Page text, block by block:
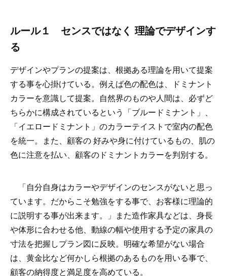
ルール１ センスではなく 理論でデザインす
る
デザインやプランの提案は、根拠ある理論を用いて提案
する事を心掛けている。例えば色の配色は、ドミナント
カラーを意識して提案。自然界のものや人間は、必ずど
ちらかに構成されているという「ブルードミナント」、
「イエロードミナント」のカラーテイストで室内の配色
を統一。また、顧客の 好みや身に付けているもの、肌の
色に注意を払い、顧客のドミナントカラーを判別する。
「自分自身はカラーやデザインのセンスがないと思っ
ています。だからこそ勉強をする事で、お客様に理論的
に説明する事が出来ます。」また造作家具などは、身長
や体形に合わせる他、動線の幅や使用する予定の家具の
寸法を把握しプラン図に反映。明確な希望がない場合
は、黄金比など何かしら根拠のあるものを用いる事で、
顧客の納得度と満足度を高めている。